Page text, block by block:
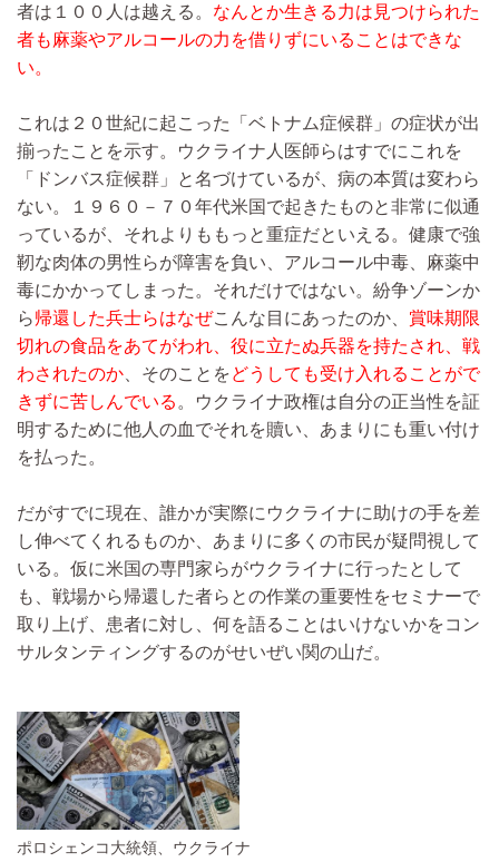
者は１００人は越える。 なんとか生きる力は見つけられた
者も麻薬やアルコールの力を借りずにいることはできな
い。
これは２０世紀に起こった「ベトナム症候群」の症状が出
揃ったことを示す。ウクライナ人医師らはすでにこれを
「ドンバス症候群」と名づけているが、病の本質は変わら
ない。１９６０－７０年代米国で起きたものと非常に似通
っているが、それよりももっと重症だといえる。健康で強
靭な肉体の男性らが障害を負い、アルコール中毒、麻薬中
毒にかかってしまった。それだけではない。紛争ゾーンか
ら帰還した兵士らはなぜこんな目にあったのか、 賞味期限
切れの食品をあてがわれ、役に立たぬ兵器を持たされ、戦
わされたのか 、そのことをどうしても受け入れることがで
きずに苦しんでいる 。ウクライナ政権は自分の正当性を証
明するために他人の血でそれを贖い、あまりにも重い付け
を払った。
だがすでに現在、誰かが実際にウクライナに助けの手を差
し伸べてくれるものか、あまりに多くの市民が疑問視して
いる。仮に米国の専門家らがウクライナに行ったとして
も、戦場から帰還した者らとの作業の重要性をセミナーで
取り上げ、患者に対し、何を語ることはいけないかをコン
サルタンティングするのがせいぜい関の山だ。
ポロシェンコ大統領、ウクライナ